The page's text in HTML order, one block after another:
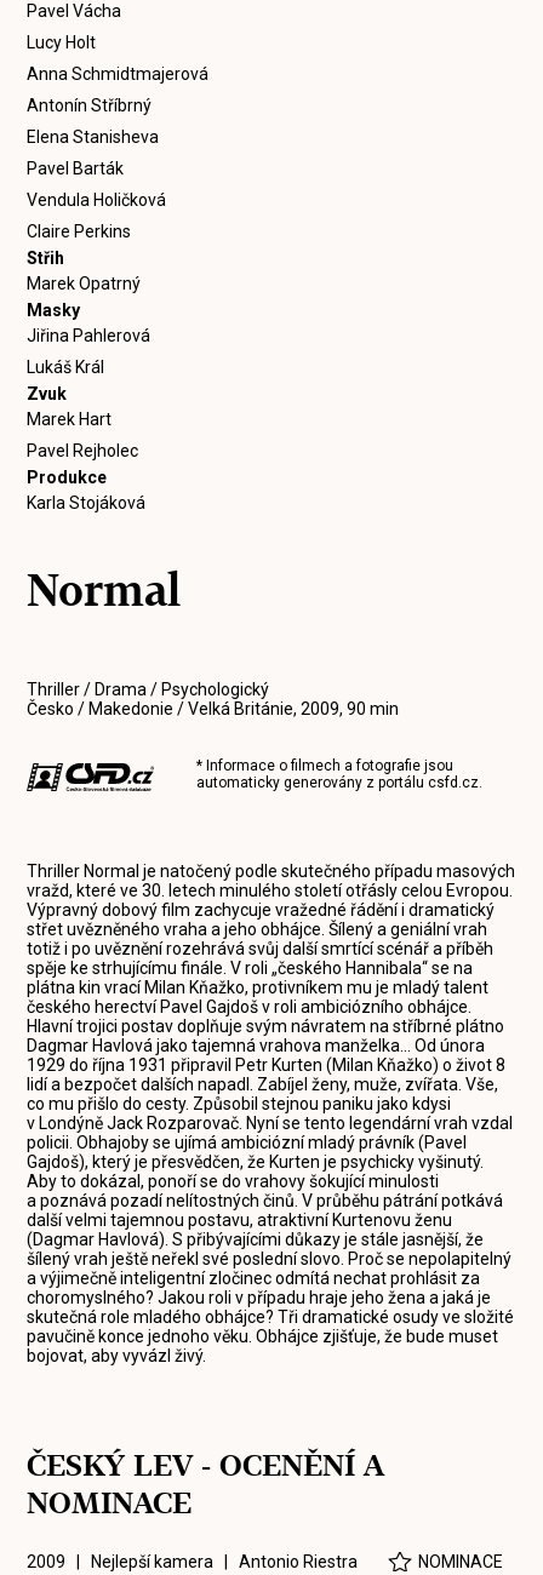
Pavel Vácha
Lucy Holt
Anna Schmidtmajerová
Antonín Stříbrný
Elena Stanisheva
Pavel Barták
Vendula Holičková
Claire Perkins
Střih
Marek Opatrný
Masky
Jiřina Pahlerová
Lukáš Král
Zvuk
Marek Hart
Pavel Rejholec
Produkce
Karla Stojáková
Normal
Thriller / Drama / Psychologický
Česko / Makedonie / Velká Británie, 2009, 90 min
* Informace o filmech a fotografie jsou
automaticky generovány z portálucsfd.cz.
Thriller Normal je natočený podle skutečného případu masových
vražd, které ve 30. letech minulého století otřásly celou Evropou.
Výpravný dobový film zachycuje vražedné řádění i dramatický
střet uvězněného vraha a jeho obhájce. Šílený a geniální vrah
totiž i po uvěznění rozehrává svůj další smrtící scénář a příběh
spěje ke strhujícímu finále. V roli „českého Hannibala“ se na
plátna kin vrací Milan Kňažko, protivníkem mu je mladý talent
českého herectví Pavel Gajdoš v roli ambiciózního obhájce.
Hlavní trojici postav doplňuje svým návratem na stříbrné plátno
Dagmar Havlová jako tajemná vrahova manželka... Od února
1929 do října 1931 připravil Petr Kurten (Milan Kňažko) o život 8
lidí a bezpočet dalších napadl. Zabíjel ženy, muže, zvířata. Vše,
co mu přišlo do cesty. Způsobil stejnou paniku jako kdysi
v Londýně Jack Rozparovač. Nyní se tento legendární vrah vzdal
policii. Obhajoby se ujímá ambiciózní mladý právník (Pavel
Gajdoš), který je přesvědčen, že Kurten je psychicky vyšinutý.
Aby to dokázal, ponoří se do vrahovy šokující minulosti
a poznává pozadí nelítostných činů. V průběhu pátrání potkává
další velmi tajemnou postavu, atraktivní Kurtenovu ženu
(Dagmar Havlová). S přibývajícími důkazy je stále jasnější, že
šílený vrah ještě neřekl své poslední slovo. Proč se nepolapitelný
a výjimečně inteligentní zločinec odmítá nechat prohlásit za
choromyslného? Jakou roli v případu hraje jeho žena a jaká je
skutečná role mladého obhájce? Tři dramatické osudy ve složité
pavučině konce jednoho věku. Obhájce zjišťuje, že bude muset
bojovat, aby vyvázl živý.
ČESKÝ LEV - OCENĚNÍ A
NOMINACE
2009 | Nejlepší kamera |Antonio Riestra NOMINACE